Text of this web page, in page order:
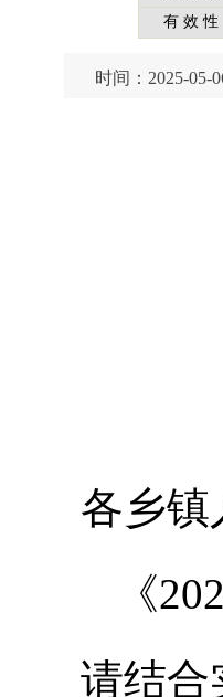
有 效 性
时间：2025-05-
各乡镇
《
请结合